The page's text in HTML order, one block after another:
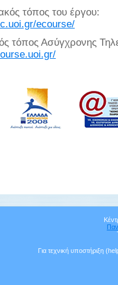
τόπος του έργου:
ecourse/
τόπος Ασύγχρονης
Για τεχνική υποστήριξη